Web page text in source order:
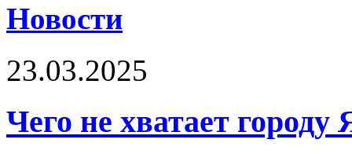
Новости
23.03.2025
Чего не хватает